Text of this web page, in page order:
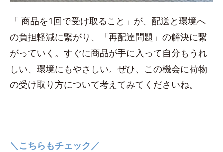
「 商品を1回で受け取ること」が、配送と環境へ
の負担軽減に繋がり、「再配達問題」の解決に繋
がっていく。すぐに商品が手に入って自分もうれ
しい、環境にもやさしい。ぜひ、この機会に荷物
の受け取り方について考えてみてくださいね。
＼こちらもチェック／